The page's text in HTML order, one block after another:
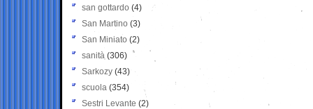
san gottardo (4)
San Martino (3)
San Miniato (2)
sanità (306)
Sarkozy (43)
scuola (354)
Sestri Levante (2)